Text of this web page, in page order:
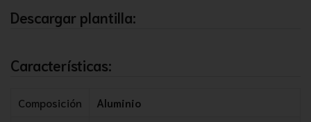
Descargar plantilla:
Características:
Composición
Aluminio